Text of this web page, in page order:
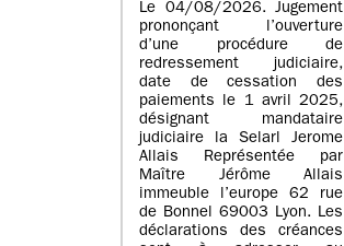
Le 04/08/2026. Jugement
prononçant l’ouverture
d’une procédure de
redressement judiciaire,
date de cessation des
paiements le 1 avril 2025,
désignant mandataire
judiciaire la Selarl Jerome
Allais Représentée par
Maître Jérôme Allais
immeuble l’europe 62 rue
de Bonnel 69003 Lyon. Les
déclarations des créances